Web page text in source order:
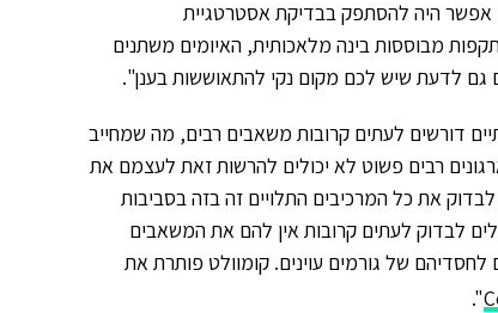
היה להסתפק בבדיקת אסטרטגיית
מבוססות בינה מלאכותית, האיומים משתנים
לדעת שיש לכם מקום נקי להתאוששות בענן".
דורשים לעתים קרובות משאבים רבים, מה שמחייב
רבים פשוט לא יכולים להרשות זאת לעצמם את
את כל המרכיבים התלויים זה בזה בסביבות
לבדוק לעתים קרובות אין להם את המשאבים
לחסדיהם של גורמים עוינים. קומוולט פותרת את
".